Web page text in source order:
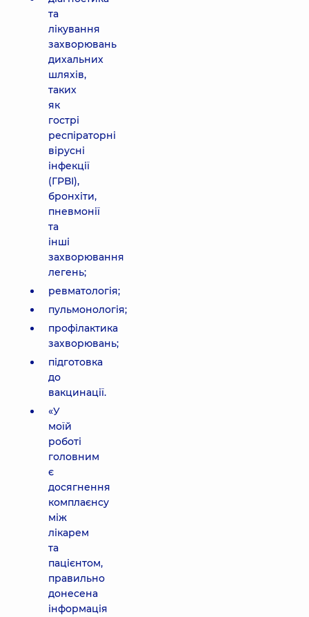
та
лікування
захворювань
дихальних
шляхів,
таких
як
гострі
респіраторні
вірусні
інфекції
(ГРВІ),
бронхіти,
пневмонії
та
інші
захворювання
легень;
ревматологія;
пульмонологія;
профілактика
захворювань;
підготовка
до
вакцинації.
«У
моїй
роботі
головним
є
досягнення
комплаєнсу
між
лікарем
та
пацієнтом,
правильно
донесена
інформація